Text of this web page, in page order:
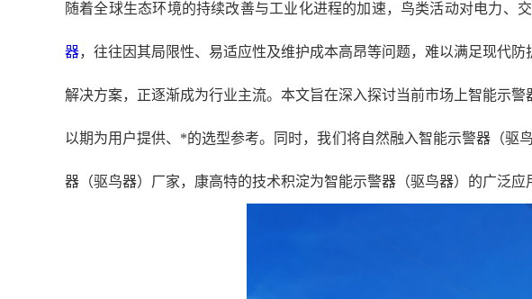
随着全球生态环境的持续改善与工业化进程的加速，鸟类活动对电力、
器，往往因其局限性、易适应性及维护成本高昂等问题，难以满足现代
解决方案，正逐渐成为行业主流。本文旨在深入探讨当前市场上智能示
以期为用户提供、*的选型参考。同时，我们将自然融入智能示警器（驱
器（驱鸟器）厂家，康高特的技术积淀为智能示警器（驱鸟器）的广泛应